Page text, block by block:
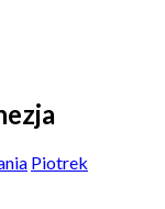
Piotrek